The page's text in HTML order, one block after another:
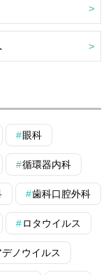
眼科
循環器内科
歯科口腔外科
ロタウイルス
デノウイルス